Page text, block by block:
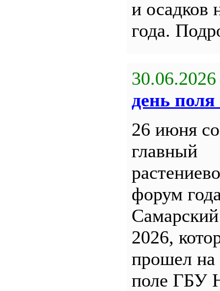
и осадков
года.
30.06.2026
день поля
26 июня
главный
форум
2026,
прошел
поле ГБУ